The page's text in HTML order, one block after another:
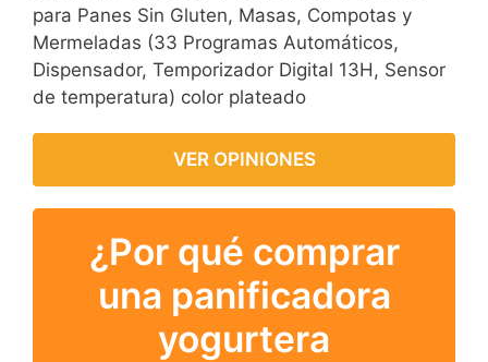
para Panes Sin Gluten, Masas, Compotas y
Mermeladas (33 Programas Automáticos,
Dispensador, Temporizador Digital 13H, Sensor
de temperatura) color plateado
VER OPINIONES
¿Por qué comprar
una panificadora
yogurtera